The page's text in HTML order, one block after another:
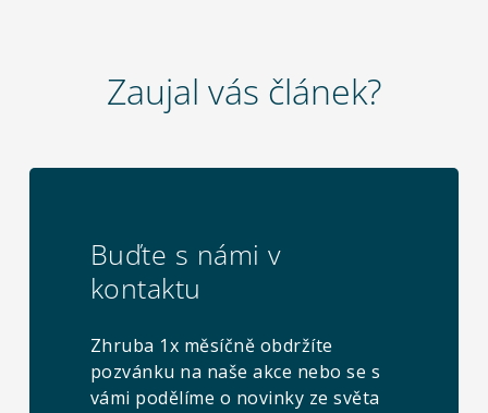
Zaujal vás článek?
Buďte s námi v
kontaktu
Zhruba 1x měsíčně obdržíte
pozvánku na naše akce nebo se s
vámi podělíme o novinky ze světa